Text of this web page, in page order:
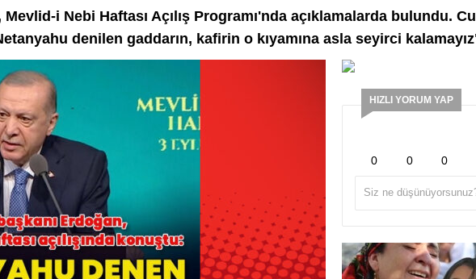
i Nebi Haftası Açılış Programı'nda açıklamalarda bulundu.
denilen gaddarın, kafirin o kıyamına asla seyirci
HIZLI YORUM YAP
0 0 0